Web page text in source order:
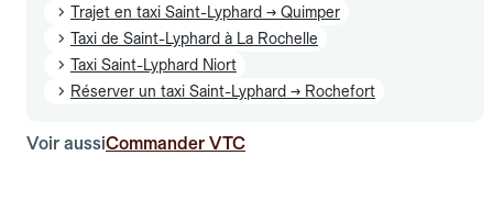
Trajet en taxi Saint-Lyphard → Quimper
Taxi de Saint-Lyphard à La Rochelle
Taxi Saint-Lyphard Niort
Réserver un taxi Saint-Lyphard → Rochefort
Voir aussiCommander VTC